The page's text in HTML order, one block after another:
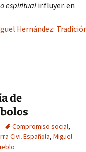
espiritual influyen en
Hernández:
de
Compromiso social,
Civil Española, Miguel